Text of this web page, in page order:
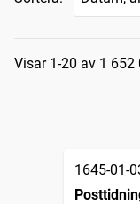
Visar 1-20 av 1
1645-01-